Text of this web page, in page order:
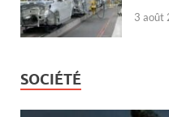
3 août
SOCIÉTÉ